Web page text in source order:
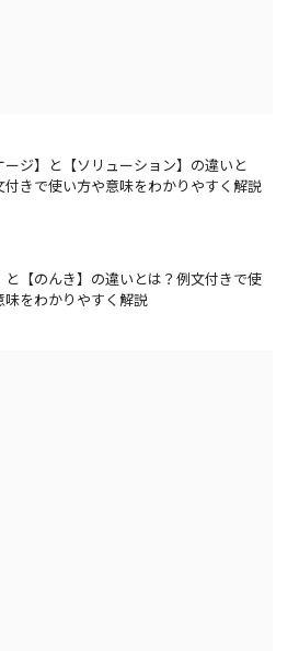
ージ】と【ソリューション】の違いと
付きで使い方や意味をわかりやすく解説
と【のんき】の違いとは？例文付きで使
味をわかりやすく解説